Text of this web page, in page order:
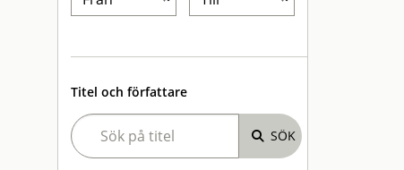
Titel och författare